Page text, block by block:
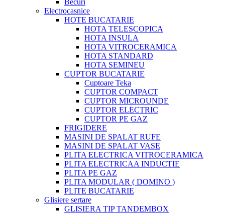
Becuri
Electrocasnice
HOTE BUCATARIE
HOTA TELESCOPICA
HOTA INSULA
HOTA VITROCERAMICA
HOTA STANDARD
HOTA SEMINEU
CUPTOR BUCATARIE
Cuptoare Teka
CUPTOR COMPACT
CUPTOR MICROUNDE
CUPTOR ELECTRIC
CUPTOR PE GAZ
FRIGIDERE
MASINI DE SPALAT RUFE
MASINI DE SPALAT VASE
PLITA ELECTRICA VITROCERAMICA
PLITA ELECTRICAA INDUCTIE
PLITA PE GAZ
PLITA MODULAR ( DOMINO )
PLITE BUCATARIE
Glisiere sertare
GLISIERA TIP TANDEMBOX